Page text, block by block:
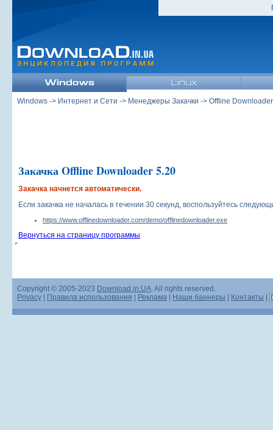
Windows -> Интернет и Сети -> Менеджеры Закачки -> Offline
Закачка Offline Downloader 5.20
Закачка начнется автоматически.
Если закачка не началась в течении 30 секунд, воспользуйтесь
https://www.offlinedownloader.com/demo/offlinedownloader.exe
Вернуться на страницу программы
Copyright © 2005-2023 Download.in.UA. All rights reserved.
Privacy
Правила использования Реклама Наши баннеры Контакты